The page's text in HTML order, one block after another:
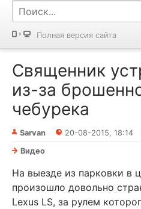
Полная версия сайта
Священник
из-за
чебурека
Sarvan 20-08-2015, 18:14
Видео
На выезде из парковки в
произошло довольно
Lexus LS, за рулем